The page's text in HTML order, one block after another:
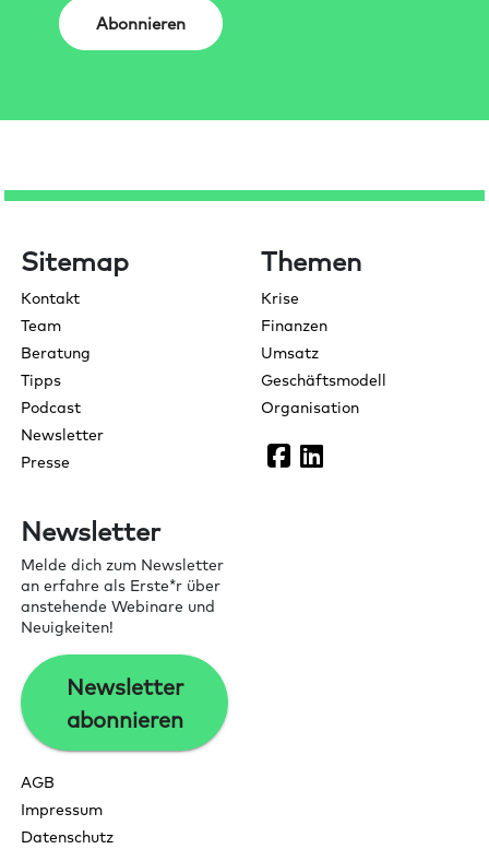
Abonnieren
Sitemap
Kontakt
Team
Beratung
Tipps
Podcast
Newsletter
Presse
Themen
Krise
Finanzen
Umsatz
Geschäftsmodell
Organisation
Newsletter
Melde dich zum Newsletter
an erfahre als Erste*r über
anstehende Webinare und
Neuigkeiten!
Newsletter
abonnieren
AGB
Impressum
Datenschutz